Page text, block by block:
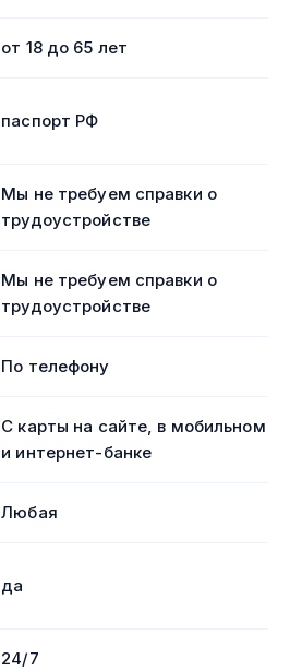
от 18 до 65 лет
паспорт РФ
Мы не требуем справки о
трудоустройстве
Мы не требуем справки о
трудоустройстве
По телефону
С карты на сайте, в мобильном
и интернет-банке
Любая
да
24/7